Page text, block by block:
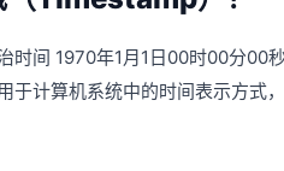
时间 1970年1月1日00时00分00
于计算机系统中的时间表示方式